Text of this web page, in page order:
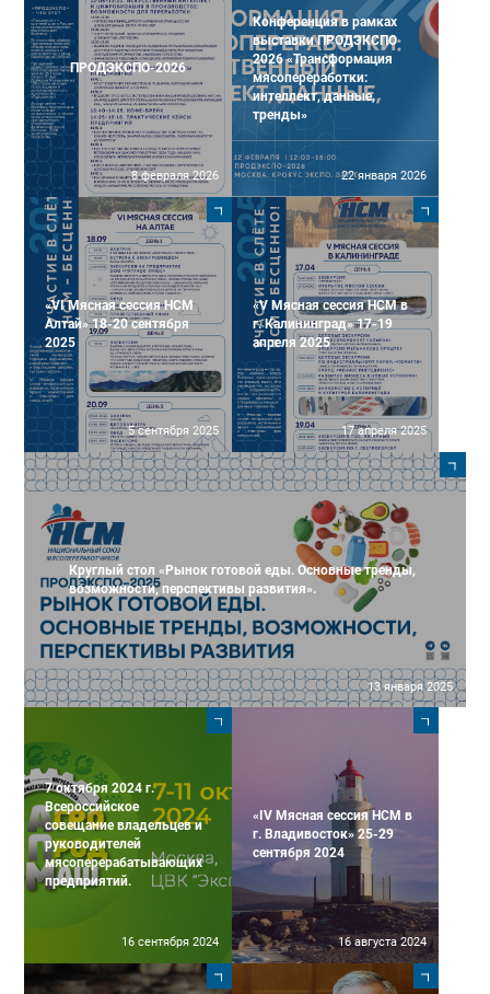
ПРОДЭКСПО-2026
8 февраля 2026
Конференция в рамках
выставки ПРОДЭКСПО
2026 «Трансформация
мясопереработки:
интеллект, данные,
тренды»
22 января 2026
«VI Мясная сессия НСМ
Алтай» 18-20 сентября
2025
5 сентября 2025
«V Мясная сессия НСМ в
г. Калининград» 17-19
апреля 2025
17 апреля 2025
Круглый стол «Рынок готовой еды. Основные тренды,
возможности, перспективы развития».
13 января 2025
7 октября 2024 г.
Всероссийское
совещание владельцев и
руководителей
мясоперерабатывающих
предприятий.
16 сентября 2024
«IV Мясная сессия НСМ в
г. Владивосток» 25-29
сентября 2024
16 августа 2024